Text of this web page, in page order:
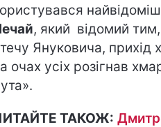
, який відомий
Януковича, прихід
очах усіх розігнав
ТАКОЖ: